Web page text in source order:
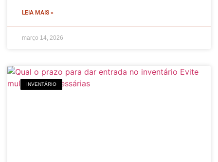
LEIA MAIS »
março 14, 2026
INVENTÁRIO